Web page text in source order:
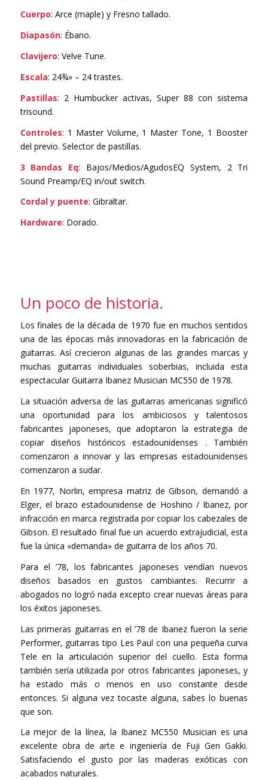
Cuerpo: Arce (maple) y Fresno tallado.
Diapasón: Ébano.
Clavijero: Velve Tune.
Escala: 24¾» – 24 trastes.
Pastillas: 2 Humbucker activas, Super 88 con sistema
trisound.
Controles: 1 Master Volume, 1 Master Tone, 1 Booster
del previo. Selector de pastillas.
3 Bandas Eq: Bajos/Medios/AgudosEQ System, 2 Tri
Sound Preamp/EQ in/out switch.
Cordal y puente: Gibraltar.
Hardware: Dorado.
Un poco de historia.
Los finales de la década de 1970 fue en muchos sentidos
una de las épocas más innovadoras en la fabricación de
guitarras. Así crecieron algunas de las grandes marcas y
muchas guitarras individuales soberbias, incluida esta
espectacular Guitarra Ibanez Musician MC550 de 1978.
La situación adversa de las guitarras americanas significó
una oportunidad para los ambiciosos y talentosos
fabricantes japoneses, que adoptaron la estrategia de
copiar diseños históricos estadounidenses . También
comenzaron a innovar y las empresas estadounidenses
comenzaron a sudar.
En 1977, Norlin, empresa matriz de Gibson, demandó a
Elger, el brazo estadounidense de Hoshino / Ibanez, por
infracción en marca registrada por copiar los cabezales de
Gibson. El resultado final fue un acuerdo extrajudicial, esta
fue la única «demanda» de guitarra de los años 70.
Para el ’78, los fabricantes japoneses vendían nuevos
diseños basados ​​en gustos cambiantes. Recurrir a
abogados no logró nada excepto crear nuevas áreas para
los éxitos japoneses.
Las primeras guitarras en el ’78 de Ibanez fueron la serie
Performer, guitarras tipo Les Paul con una pequeña curva
Tele en la articulación superior del cuello. Esta forma
también sería utilizada por otros fabricantes japoneses, y
ha estado más o menos en uso constante desde
entonces. Si alguna vez tocaste alguna, sabes lo buenas
que son.
La mejor de la línea, la Ibanez MC550 Musician es una
excelente obra de arte e ingeniería de Fuji Gen Gakki.
Satisfaciendo el gusto por las maderas exóticas con
acabados naturales.